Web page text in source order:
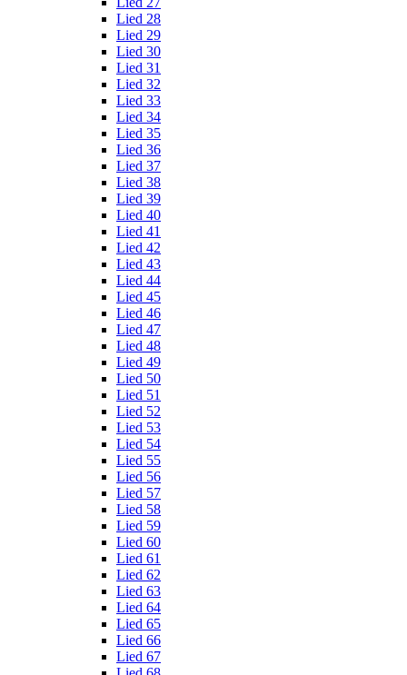
Lied 28
Lied 29
Lied 30
Lied 31
Lied 32
Lied 33
Lied 34
Lied 35
Lied 36
Lied 37
Lied 38
Lied 39
Lied 40
Lied 41
Lied 42
Lied 43
Lied 44
Lied 45
Lied 46
Lied 47
Lied 48
Lied 49
Lied 50
Lied 51
Lied 52
Lied 53
Lied 54
Lied 55
Lied 56
Lied 57
Lied 58
Lied 59
Lied 60
Lied 61
Lied 62
Lied 63
Lied 64
Lied 65
Lied 66
Lied 67